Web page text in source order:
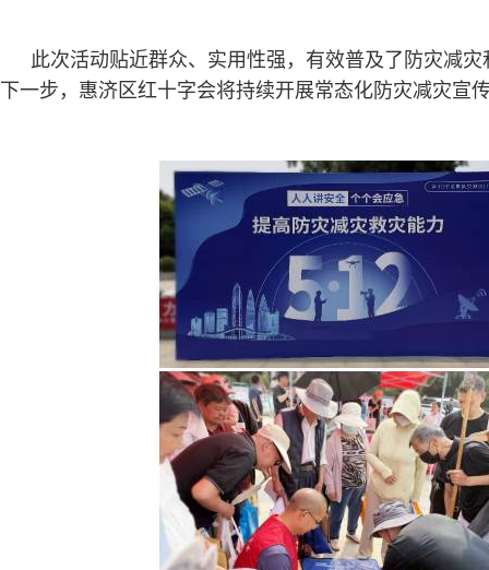
此次活动贴近群众、实用性强，有效普及了防灾减
下一步，惠济区红十字会将持续开展常态化防灾减灾